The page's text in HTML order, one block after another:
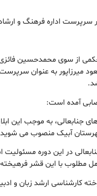
سرپرست اداره فرهنگ و
از سوی محمدحسین
میرزاپور به عنوان
آمده است:
جنابعالی، به موجب این
آبیک منصوب می
در این دوره
مطلوب با این قشر
کارشناسی ارشد زبان و